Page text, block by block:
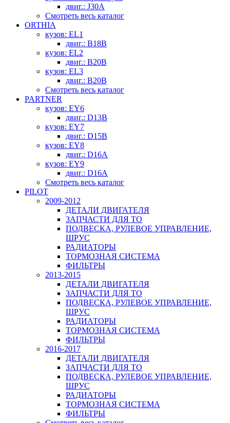
двиг.: J30A
Смотреть весь каталог
ORTHIA
кузов: EL1
двиг.: B18B
кузов: EL2
двиг.: B20B
кузов: EL3
двиг.: B20B
Смотреть весь каталог
PARTNER
кузов: EY6
двиг.: D13B
кузов: EY7
двиг.: D15B
кузов: EY8
двиг.: D16A
кузов: EY9
двиг.: D16A
Смотреть весь каталог
PILOT
2009-2012
ДЕТАЛИ ДВИГАТЕЛЯ
ЗАПЧАСТИ ДЛЯ ТО
ПОДВЕСКА, РУЛЕВОЕ УПРАВЛЕНИЕ,
ШРУС
РАДИАТОРЫ
ТОРМОЗНАЯ СИСТЕМА
ФИЛЬТРЫ
2013-2015
ДЕТАЛИ ДВИГАТЕЛЯ
ЗАПЧАСТИ ДЛЯ ТО
ПОДВЕСКА, РУЛЕВОЕ УПРАВЛЕНИЕ,
ШРУС
РАДИАТОРЫ
ТОРМОЗНАЯ СИСТЕМА
ФИЛЬТРЫ
2016-2017
ДЕТАЛИ ДВИГАТЕЛЯ
ЗАПЧАСТИ ДЛЯ ТО
ПОДВЕСКА, РУЛЕВОЕ УПРАВЛЕНИЕ,
ШРУС
РАДИАТОРЫ
ТОРМОЗНАЯ СИСТЕМА
ФИЛЬТРЫ